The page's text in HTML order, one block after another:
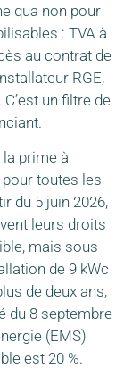
qua non pour
: TVA à
au contrat de
RGE,
un filtre de
la prime à
toutes les
du 5 juin 2026,
leurs droits
mais sous
de 9 kWc
de deux ans,
du 8 septembre
(EMS)
est 20 %.